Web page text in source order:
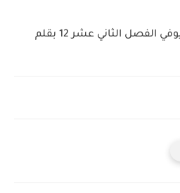
رواية صراع احفاد السيوفي الفصل الثاني عشر 12 بقلم